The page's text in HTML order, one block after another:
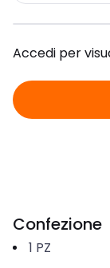
Accedi per
Confezione
1 PZ